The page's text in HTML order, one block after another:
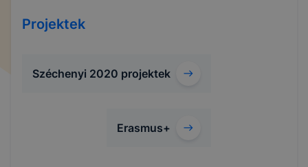
Projektek
Széchenyi 2020 projektek
Erasmus+